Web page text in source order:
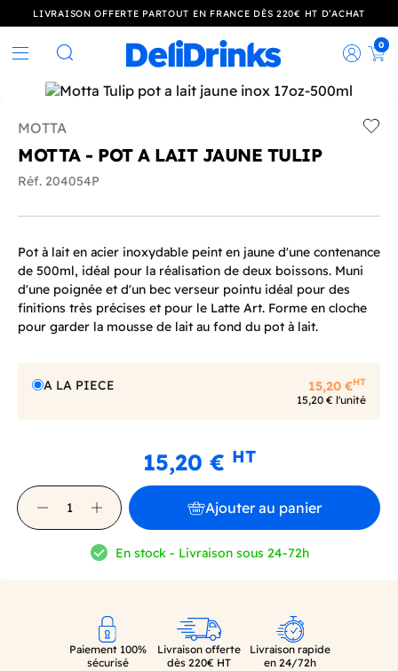
LIVRAISON OFFERTE PARTOUT EN FRANCE DÈS 220€ HT D’ACHAT
Rechercher
0
MOTTA
MOTTA - POT A LAIT JAUNE TULIP
Réf. 204054P
Pot à lait en acier inoxydable peint en jaune d'une contenance
de 500ml, idéal pour la réalisation de deux boissons. Muni
d'une poignée et d'un bec verseur pointu idéal pour des
finitions très précises et pour le Latte Art. Forme en cloche
pour garder la mousse de lait au fond du pot à lait.
A LA PIECE 15,20 €HT
15,20 € l'unité
15,20 € HT
Ajouter au panier
En stock - Livraison sous 24-72h
Paiement 100%
sécurisé
Livraison offerte
dès 220€ HT
Livraison rapide
en 24/72h